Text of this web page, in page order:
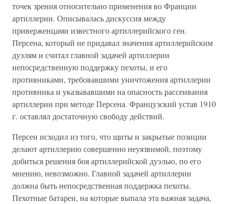
точек зрения относительно применения во Франции
артиллерии. Описывалась дискуссия между
приверженцами известного артиллерийского ген.
Персена, который не придавал значения артиллерийским
дуэлям и считал главной задачей артиллерии
непосредственную поддержку пехоты, и его
противниками, требовавшими уничтожения артиллерии
противника и указывавшими на опасность рассеивания
артиллерии при методе Персена. Французский устав 1910
г. оставлял достаточную свободу действий.
Персен исходил из того, что щиты и закрытые позиции
делают артиллерию совершенно неуязвимой, поэтому
добиться решения боя артиллерийской дуэлью, по его
мнению, невозможно. Главной задачей артиллерии
должна быть непосредственная поддержка пехоты.
Пехотные батареи, на которые выпала эта важная задача,